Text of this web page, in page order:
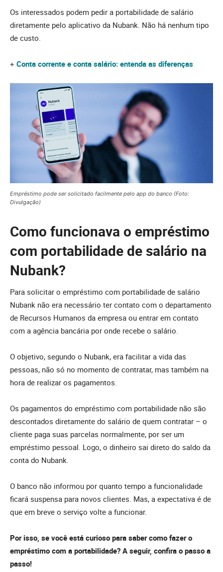
Os interessados podem pedir a portabilidade de salário
diretamente pelo aplicativo da Nubank. Não há nenhum tipo
de custo.
+ Conta corrente e conta salário: entenda as diferenças
Empréstimo pode ser solicitado facilmente pelo app do banco (Foto:
Divulgação)
Como funcionava o empréstimo
com portabilidade de salário na
Nubank?
Para solicitar o empréstimo com portabilidade de salário
Nubank não era necessário ter contato com o departamento
de Recursos Humanos da empresa ou entrar em contato
com a agência bancária por onde recebe o salário.
O objetivo, segundo o Nubank, era facilitar a vida das
pessoas, não só no momento de contratar, mas também na
hora de realizar os pagamentos.
Os pagamentos do empréstimo com portabilidade não são
descontados diretamente do salário de quem contratar – o
cliente paga suas parcelas normalmente, por ser um
empréstimo pessoal. Logo, o dinheiro sai direto do saldo da
conta do Nubank.
O banco não informou por quanto tempo a funcionalidade
ficará suspensa para novos clientes. Mas, a expectativa é de
que em breve o serviço volte a funcionar.
Por isso, se você está curioso para saber como fazer o
empréstimo com a portabilidade? A seguir, confira o passo a
passo!